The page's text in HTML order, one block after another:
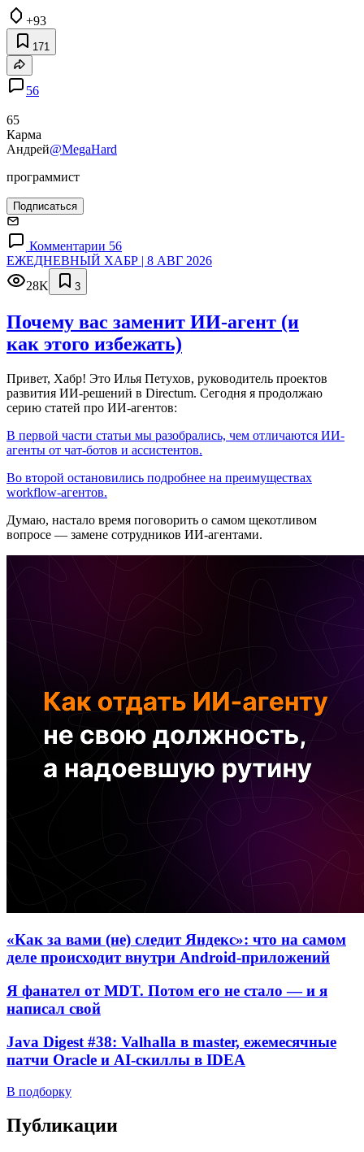
+93
171
56
65
Карма
Андрей@MegaHard
программист
Подписаться
Комментарии 56
ЕЖЕДНЕВНЫЙ ХАБР | 8 АВГ 2026
28K
3
Почему вас заменит ИИ‑агент (и
как этого избежать)
Привет, Хабр! Это Илья Петухов, руководитель проектов
развития ИИ-решений в Directum. Сегодня я продолжаю
серию статей про ИИ-агентов:
В первой части статьи мы разобрались, чем отличаются ИИ-
агенты от чат-ботов и ассистентов.
Во второй остановились подробнее на преимуществах
workflow-агентов.
Думаю, настало время поговорить о самом щекотливом
вопросе — замене сотрудников ИИ-агентами.
«Как за вами (не) следит Яндекс»: что на самом
деле происходит внутри Android-приложений
Я фанател от MDT. Потом его не стало — и я
написал свой
Java Digest #38: Valhalla в master, ежемесячные
патчи Oracle и AI-скиллы в IDEA
В подборку
Публикации